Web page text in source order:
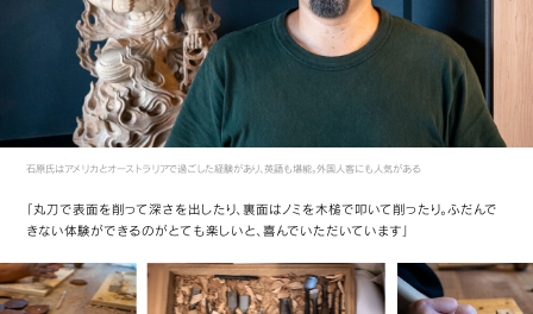
石原氏はアメリカとオーストラリアで過ごした経験があり、英語も堪能。外国人客にも人気がある
「丸刀で表面を削って深さを出したり、裏面はノミを木槌で叩いて削ったり。ふだんで
きない体験ができるのがとても楽しいと、喜んでいただいています」